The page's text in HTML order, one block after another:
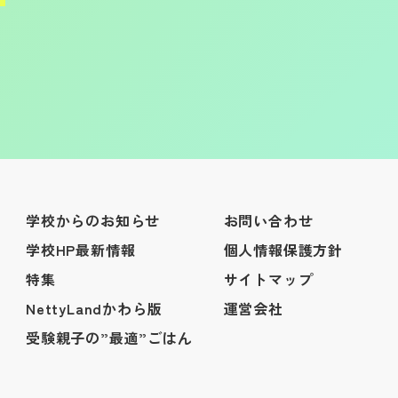
学校からのお知らせ
学校HP最新情報
特集
NettyLandかわら版
受験親子の”最適”ごはん
お問い合わせ
個人情報保護方針
サイトマップ
運営会社